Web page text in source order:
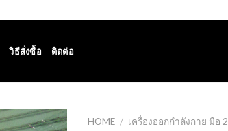
วิธีสั่งซื้อ ติดต่อ
HOME / เครื่องออกกำลังกาย มือ 2